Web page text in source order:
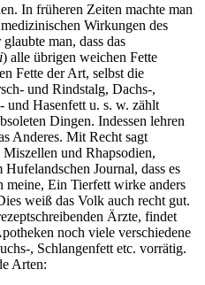
In früheren Zeiten machte man
Wirkungen des
man, dass das
) alle übrigen weichen Fette
Fette der Art, selbst die
und Rindstalg, Dachs-,
Hasenfett u. s. w. zählt
Dingen. Indessen lehren
Anderes. Mit Recht sagt
und Rhapsodien,
Journal, dass es
meine, Ein Tierfett wirke anders
weiß das Volk auch recht gut.
Ärzte, findet
noch viele verschiedene
, Schlangenfett etc. vorrätig.
Arten: